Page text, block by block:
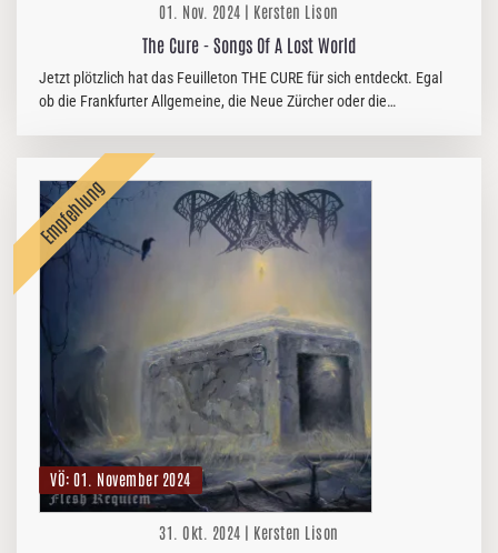
01. Nov. 2024 | Kersten Lison
The Cure - Songs Of A Lost World
Jetzt plötzlich hat das Feuilleton THE CURE für sich entdeckt. Egal
ob die Frankfurter Allgemeine, die Neue Zürcher oder die
VÖ: 01. November 2024
31. Okt. 2024 | Kersten Lison